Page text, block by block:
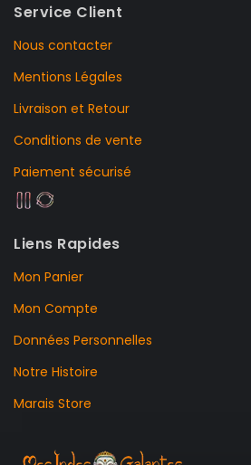
Service Client
Nous contacter
Mentions Légales
Livraison et Retour
Conditions de vente
Paiement sécurisé
Liens Rapides
Mon Panier
Mon Compte
Données Personnelles
Notre Histoire
Marais Store